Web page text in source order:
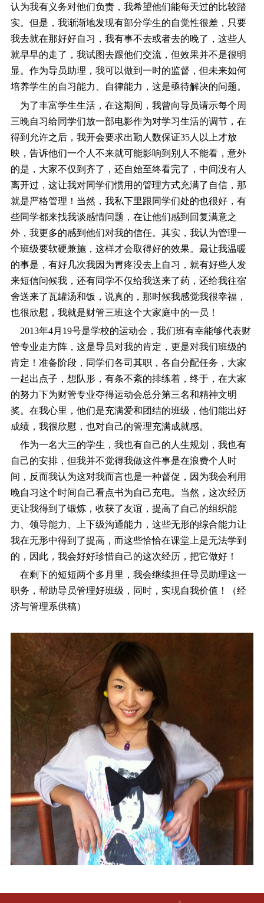
认为我有义务对他们负责，我希望他们能每天过的比较踏
实。但是，我渐渐地发现有部分学生的自觉性很差，只要
我去就在那好好自习，我有事不去或者去的晚了，这些人
就早早的走了，我试图去跟他们交流，但效果并不是很明
显。作为导员助理，我可以做到一时的监督，但未来如何
培养学生的自习能力、自律能力，这是亟待解决的问题。
为了丰富学生生活，在这期间，我曾向导员请示每个周
三晚自习给同学们放一部电影作为对学习生活的调节，在
得到允许之后，我开会要求出勤人数保证35人以上才放
映，告诉他们一个人不来就可能影响到别人不能看，意外
的是，大家不仅到齐了，还自始至终看完了，中间没有人
离开过，这让我对同学们惯用的管理方式充满了自信，那
就是严格管理！当然，我私下里跟同学们处的也很好，有
些同学都来找我谈感情问题，在让他们感到回复满意之
外，我更多的感到他们对我的信任。其实，我认为管理一
个班级要软硬兼施，这样才会取得好的效果。最让我温暖
的事是，有好几次我因为胃疼没去上自习，就有好些人发
来短信问候我，还有同学不仅给我送来了药，还给我往宿
舍送来了瓦罐汤和饭，说真的，那时候我感觉我很幸福，
也很欣慰，我就是财管三班这个大家庭中的一员！
2013年4月19号是学校的运动会，我们班有幸能够代表财
管专业走方阵，这是导员对我的肯定，更是对我们班级的
肯定！准备阶段，同学们各司其职，各自分配任务，大家
一起出点子，想队形，有条不紊的排练着，终于，在大家
的努力下为财管专业夺得运动会总分第三名和精神文明
奖。在我心里，他们是充满爱和团结的班级，他们能出好
成绩，我很欣慰，也对自己的管理充满成就感。
作为一名大三的学生，我也有自己的人生规划，我也有
自己的安排，但我并不觉得我做这件事是在浪费个人时
间，反而我认为这对我而言也是一种督促，因为我会利用
晚自习这个时间自己看点书为自己充电。当然，这次经历
更让我得到了锻炼，收获了友谊，提高了自己的组织能
力、领导能力、上下级沟通能力，这些无形的综合能力让
我在无形中得到了提高，而这些恰恰在课堂上是无法学到
的，因此，我会好好珍惜自己的这次经历，把它做好！
在剩下的短短两个多月里，我会继续担任导员助理这一
职务，帮助导员管理好班级，同时，实现自我价值！（经
济与管理系供稿）